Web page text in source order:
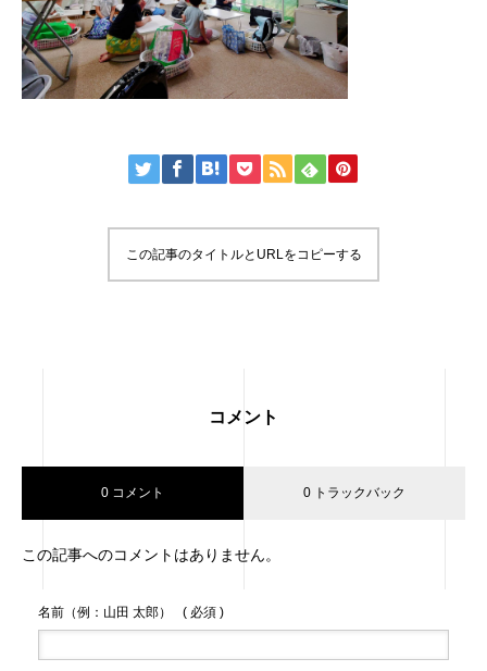
この記事のタイトルとURLをコピーする
コメント
0 コメント 0 トラックバック
この記事へのコメントはありません。
名前（例：山田 太郎） ( 必須 )